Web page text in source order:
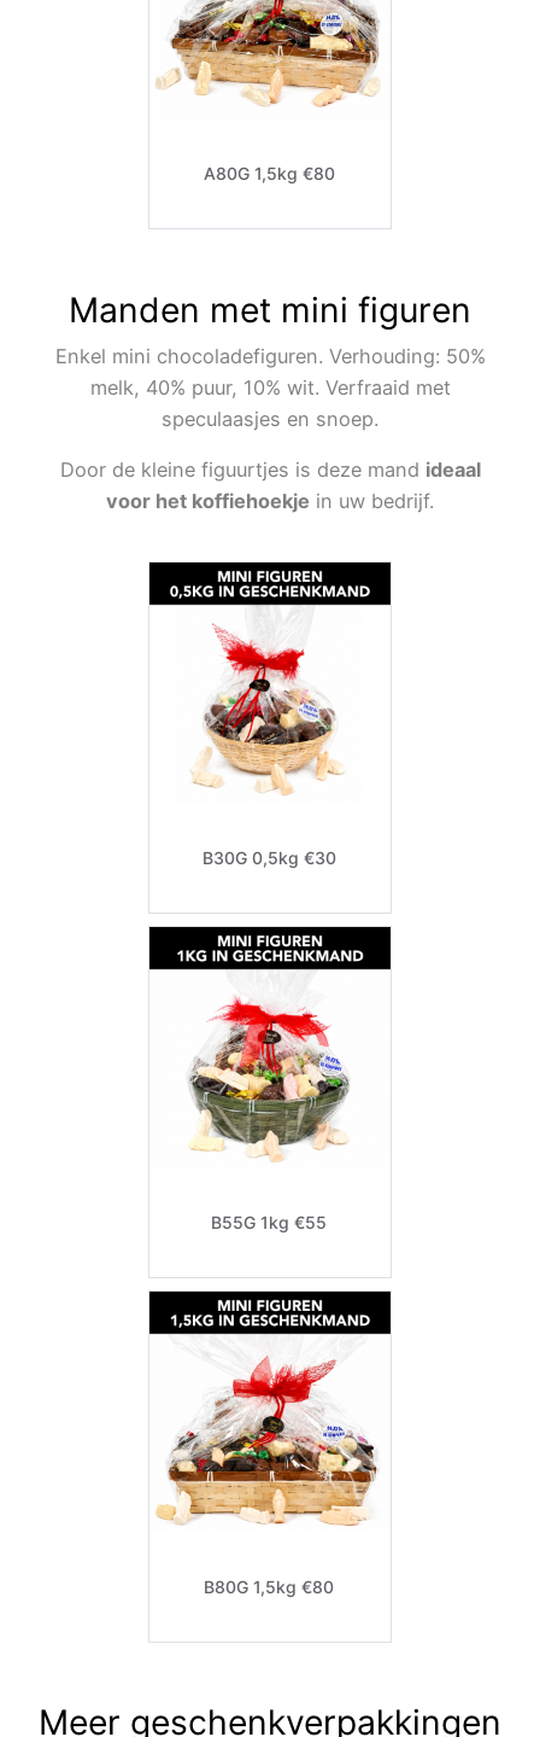
A80G 1,5kg €80
Manden met mini figuren
Enkel mini chocoladefiguren. Verhouding: 50%
melk, 40% puur, 10% wit. Verfraaid met
speculaasjes en snoep.
Door de kleine figuurtjes is deze mand ideaal
voor het koffiehoekje in uw bedrijf.
B30G 0,5kg €30
B55G 1kg €55
B80G 1,5kg €80
Meer geschenkverpakkingen